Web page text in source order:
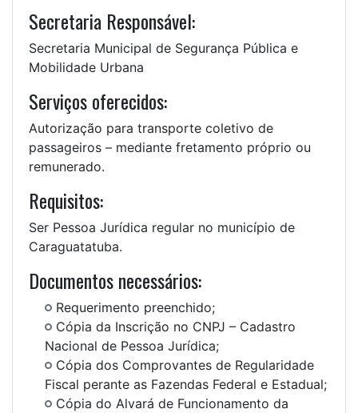
Secretaria Responsável:
Secretaria Municipal de Segurança Pública e
Mobilidade Urbana
Serviços oferecidos:
Autorização para transporte coletivo de
passageiros – mediante fretamento próprio ou
remunerado.
Requisitos:
Ser Pessoa Jurídica regular no município de
Caraguatatuba.
Documentos necessários:
Requerimento preenchido;
Cópia da Inscrição no CNPJ – Cadastro
Nacional de Pessoa Jurídica;
Cópia dos Comprovantes de Regularidade
Fiscal perante as Fazendas Federal e Estadual;
Cópia do Alvará de Funcionamento da